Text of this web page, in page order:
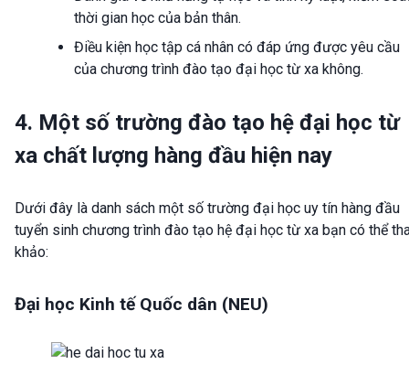
thời gian học của bản thân.
Điều kiện học tập cá nhân có đáp ứng được yêu cầu
của chương trình đào tạo đại học từ xa không.
4. Một số trường đào tạo hệ đại học từ
xa chất lượng hàng đầu hiện nay
Dưới đây là danh sách một số trường đại học uy tín hàng đầu
tuyển sinh chương trình đào tạo hệ đại học từ xa bạn có thể
khảo:
Đại học Kinh tế Quốc dân (NEU)